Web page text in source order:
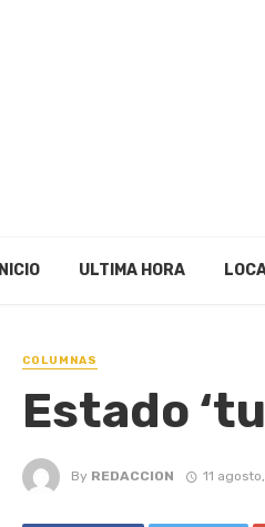
INICIO ULTIMA HORA
COLUMNAS
Estado
By REDACCION 11